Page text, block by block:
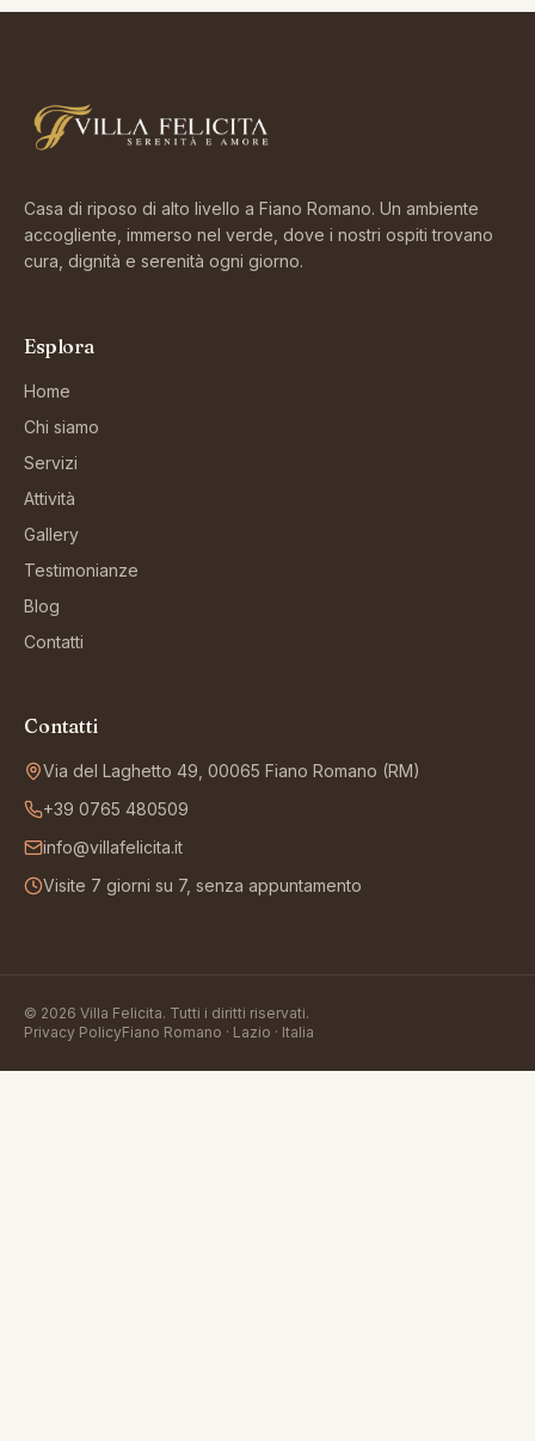
Casa di riposo di alto livello a Fiano Romano. Un ambiente
accogliente, immerso nel verde, dove i nostri ospiti trovano
cura, dignità e serenità ogni giorno.
Esplora
Home
Chi siamo
Servizi
Attività
Gallery
Testimonianze
Blog
Contatti
Contatti
Via del Laghetto 49, 00065 Fiano Romano (RM)
+39 0765 480509
info@villafelicita.it
Visite 7 giorni su 7, senza appuntamento
© 2026 Villa Felicita. Tutti i diritti riservati.
Privacy PolicyFiano Romano · Lazio · Italia